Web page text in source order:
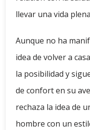
llevar una vida
Aunque no ha
idea de volver a
la posibilidad y
de confort en su
rechaza la idea de
hombre con un